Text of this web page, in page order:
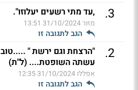
3
. ,עד מתי רשעים יעלוזו".
מזור31/10/2024 13:51
הגב לתגובה זו
2
.
"הרצחת וגם ירשת " .....טוב
עשתה השופטת.... (ל"ת)
אפללו31/10/2024 12:35
הגב לתגובה זו